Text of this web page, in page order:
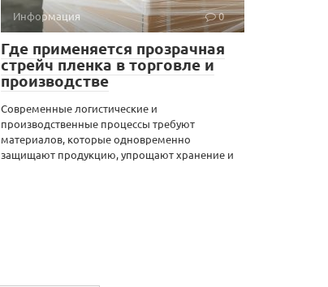
Информация 0
Где применяется прозрачная
стрейч пленка в торговле и
производстве
Современные логистические и
производственные процессы требуют
материалов, которые одновременно
защищают продукцию, упрощают хранение и